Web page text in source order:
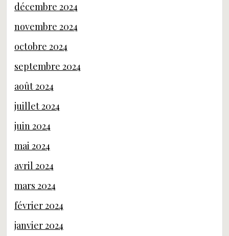
décembre 2024
novembre 2024
octobre 2024
septembre 2024
août 2024
juillet 2024
juin 2024
mai 2024
avril 2024
mars 2024
février 2024
janvier 2024